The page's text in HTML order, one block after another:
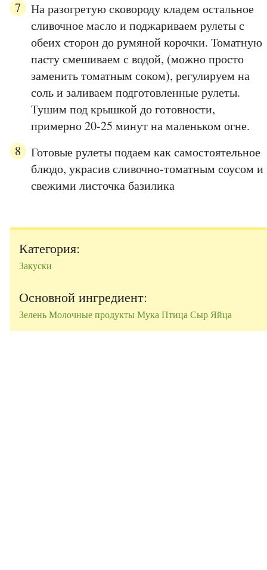
На разогретую сковороду кладем остальное
сливочное масло и поджариваем рулеты с
обеих сторон до румяной корочки. Томатную
пасту смешиваем с водой, (можно просто
заменить томатным соком), регулируем на
соль и заливаем подготовленные рулеты.
Тушим под крышкой до готовности,
примерно 20-25 минут на маленьком огне.
Готовые рулеты подаем как самостоятельное
блюдо, украсив сливочно-томатным соусом и
свежими листочка базилика
Категория:
Закуски
Основной ингредиент:
ЗеленьМолочные продуктыМукаПтицаСырЯйца